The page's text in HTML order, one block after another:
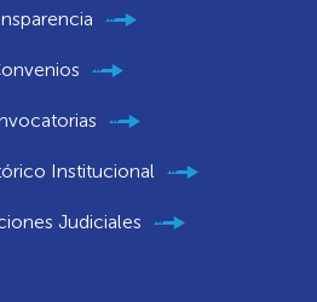
Institucional
Judiciales